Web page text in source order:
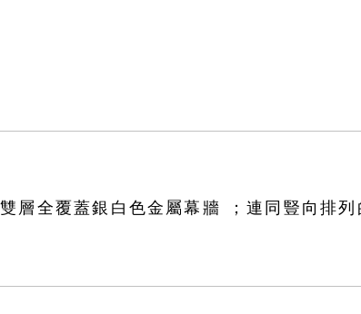
全覆蓋銀白色金屬幕牆；連同豎向排